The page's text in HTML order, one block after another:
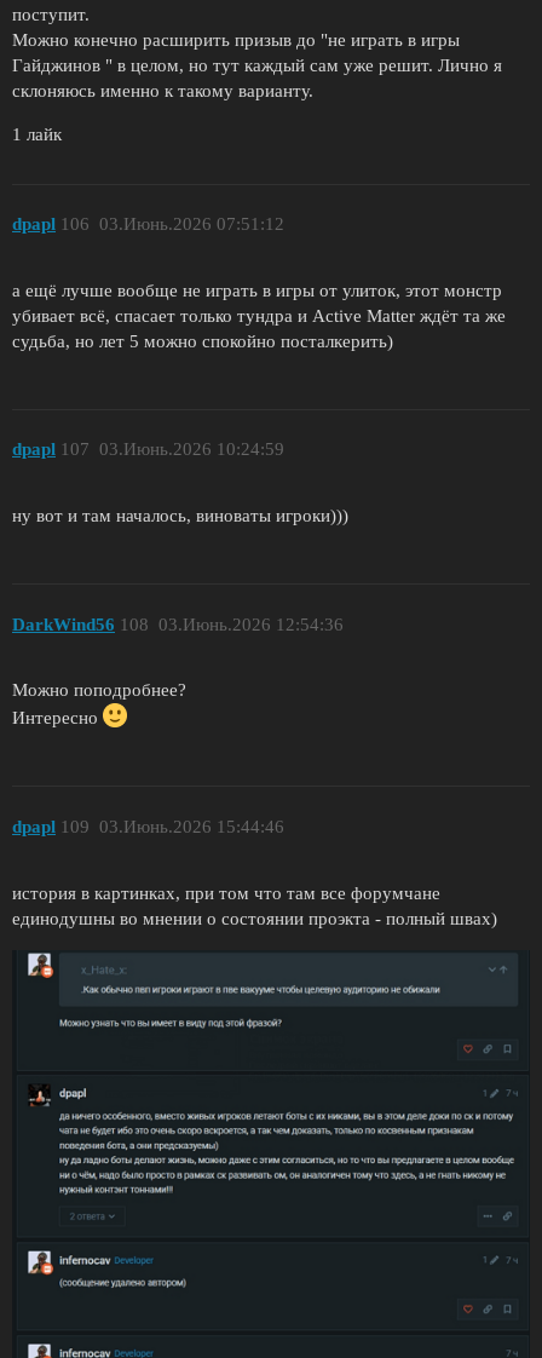
поступит.
Можно конечно расширить призыв до "не играть в игры
Гайджинов " в целом, но тут каждый сам уже решит. Лично я
склоняюсь именно к такому варианту.
1 лайк
dpapl 03.Июнь.2026 07:51:12
106
а ещё лучше вообще не играть в игры от улиток, этот монстр
убивает всё, спасает только тундра и Active Matter ждёт та же
судьба, но лет 5 можно спокойно посталкерить)
dpapl 03.Июнь.2026 10:24:59
107
ну вот и там началось, виноваты игроки)))
DarkWind56 03.Июнь.2026 12:54:36
108
Можно поподробнее?
Интересно
dpapl 03.Июнь.2026 15:44:46
109
история в картинках, при том что там все форумчане
единодушны во мнении о состоянии проэкта - полный швах)